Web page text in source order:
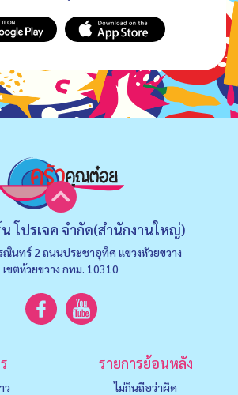
โปรเจค จำกัด(สำนักงานใหญ่)
ณินทร์ 2 ถนนประชาอุทิศ แขวงหัวยขวาง
เขตห้วยขวาง กทม. 10310
ว
รายการย้อนหลัง
ไม่กินถือว่าผิด